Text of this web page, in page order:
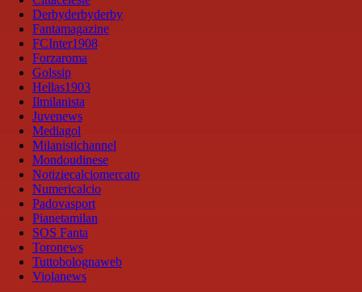
Derbyderbyderby
Fantamagazine
FCInter1908
Forzaroma
Golssip
Hellas1903
Ilmilanista
Juvenews
Mediagol
Milanistichannel
Mondoudinese
Notiziecalciomercato
Numericalcio
Padovasport
Pianetamilan
SOS Fanta
Toronews
Tuttobolognaweb
Violanews